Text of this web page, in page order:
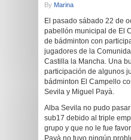
By Marina
El pasado sábado 22 de
pabellón municipal de El
de bádminton con
jugadores de la
Castilla la Mancha. Una
participación de algunos
bádminton El Campello
Sevila y Miguel Payà.
Alba Sevila no pudo
sub17 debido al triple
grupo y que no le fue
Payà no tuvo ningún